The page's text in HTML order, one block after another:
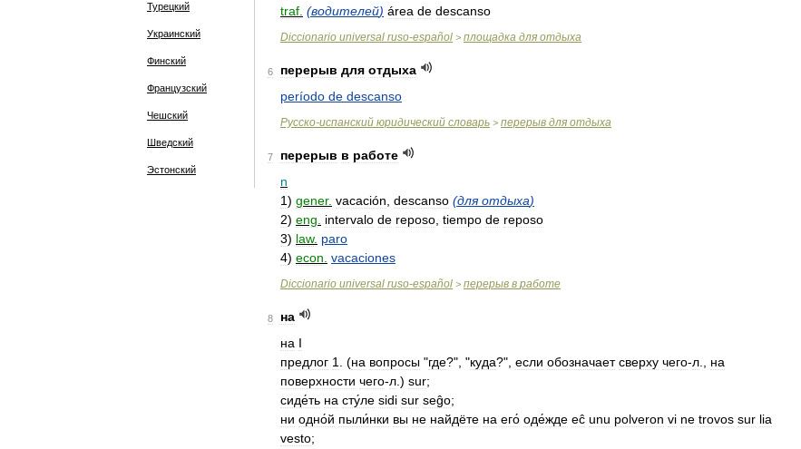
Турецкий
Украинский
Финский
Французский
Чешский
Шведский
Эстонский
traf (водителей) área de descanso
Diccionario universal ruso-español > площадка для отдыха
6 перерыв для отдыха
período de descanso
Русско-испанский юридический словарь > перерыв для отдыха
7 перерыв в работе
n
1) gener. vacación descanso (для отдыха)
2) eng intervalo de reposo tiempo de reposo
3) law. paro
4) econ vacaciones
Diccionario universal ruso-español > перерыв в работе
8
на
на I
предлог 1 . (на вопросы "где?", "куда?", если обозначает сверху чего-л
на
поверхности чего-л .) sur;
сиде́ть на сту́ле sidi sur seĝo;
ни одно́й пыли́нки вы не найдёте на его́ оде́жде eĉ unu polveron vi ne trovos sur lia
vesto;